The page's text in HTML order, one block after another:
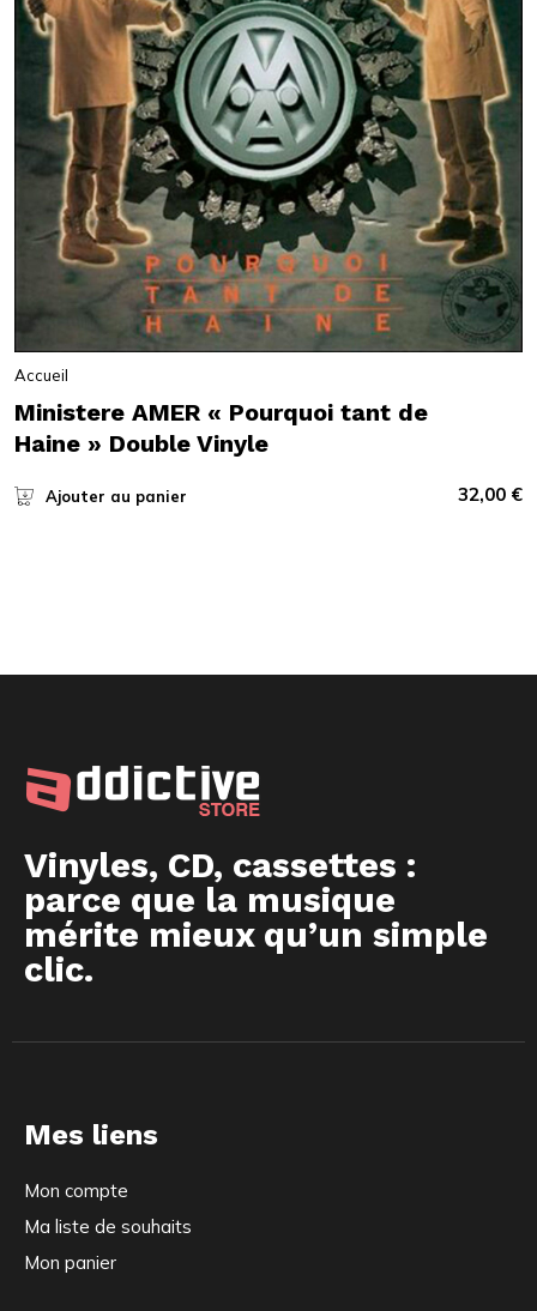
Accueil
Ministere AMER « Pourquoi tant de
Haine » Double Vinyle
Ajouter au panier 32,00 €
Vinyles, CD, cassettes :
parce que la musique
mérite mieux qu’un simple
clic.
Mes liens
Mon compte
Ma liste de souhaits
Mon panier